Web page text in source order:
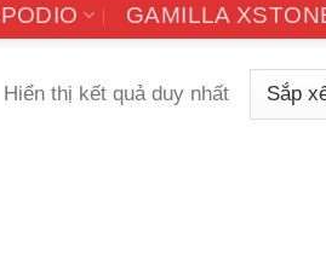
GAMILLA
Hiển thị kết quả duy nhất